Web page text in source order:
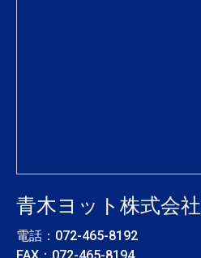
青木ヨット株式会社
電話： 072-465-8192